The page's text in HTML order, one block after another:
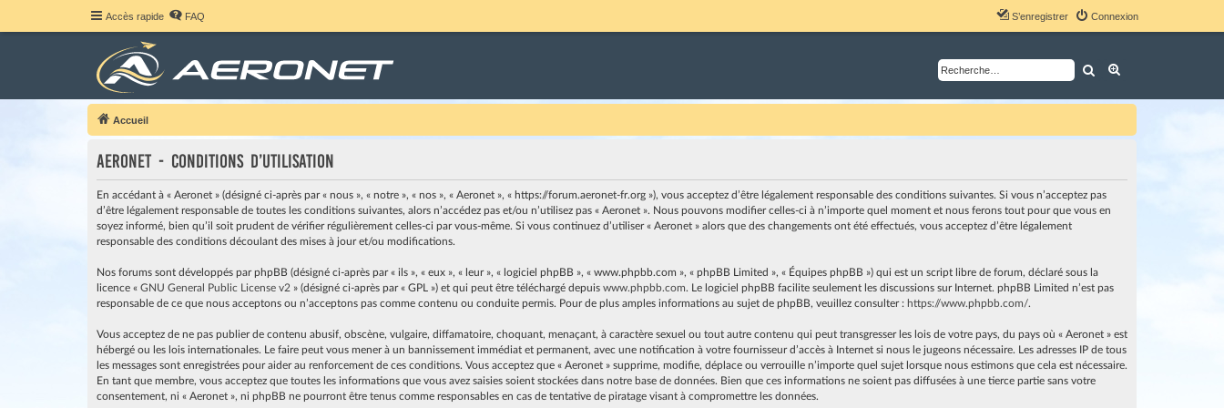
Accès rapide FAQ Connexion
S’enregistrer
Rechercher
Accueil
Aeronet - Conditions d’utilisation
En accédant à « Aeronet » (désigné ci-après par « nous », « notre », « nos », « Aeronet », « https://forum.aeronet-fr.org »), vous acceptez d’être légalement responsable des conditions suivantes. Si vous n’acceptez pas
d’être légalement responsable de toutes les conditions suivantes, alors n’accédez pas et/ou n’utilisez pas « Aeronet ». Nous pouvons modifier celles-ci à n’importe quel moment et nous ferons tout pour que vous en
soyez informé, bien qu’il soit prudent de vérifier régulièrement celles-ci par vous-même. Si vous continuez d’utiliser « Aeronet » alors que des changements ont été effectués, vous acceptez d’être légalement
responsable des conditions découlant des mises à jour et/ou modifications.
Nos forums sont développés par phpBB (désigné ci-après par « ils », « eux », « leur », « logiciel phpBB », « www.phpbb.com », « phpBB Limited », « Équipes phpBB ») qui est un script libre de forum, déclaré sous la
licence « GNU General Public License v2 » (désigné ci-après par « GPL ») et qui peut être téléchargé depuis www.phpbb.com. Le logiciel phpBB facilite seulement les discussions sur Internet. phpBB Limited n’est pas
responsable de ce que nous acceptons ou n’acceptons pas comme contenu ou conduite permis. Pour de plus amples informations au sujet de phpBB, veuillez consulter : https://www.phpbb.com/.
Vous acceptez de ne pas publier de contenu abusif, obscène, vulgaire, diffamatoire, choquant, menaçant, à caractère sexuel ou tout autre contenu qui peut transgresser les lois de votre pays, du pays où « Aeronet » est
hébergé ou les lois internationales. Le faire peut vous mener à un bannissement immédiat et permanent, avec une notification à votre fournisseur d’accès à Internet si nous le jugeons nécessaire. Les adresses IP de tous
les messages sont enregistrées pour aider au renforcement de ces conditions. Vous acceptez que « Aeronet » supprime, modifie, déplace ou verrouille n’importe quel sujet lorsque nous estimons que cela est nécessaire.
En tant que membre, vous acceptez que toutes les informations que vous avez saisies soient stockées dans notre base de données. Bien que ces informations ne soient pas diffusées à une tierce partie sans votre
consentement, ni « Aeronet », ni phpBB ne pourront être tenus comme responsables en cas de tentative de piratage visant à compromettre les données.